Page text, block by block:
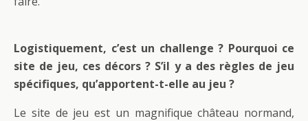
Logistiquement, c’est un challenge ? Pourquoi ce
site de jeu, ces décors ? S’il y a des règles de jeu
spécifiques, qu’apportent-t-elle au jeu ?
Le site de jeu est un magnifique château normand,